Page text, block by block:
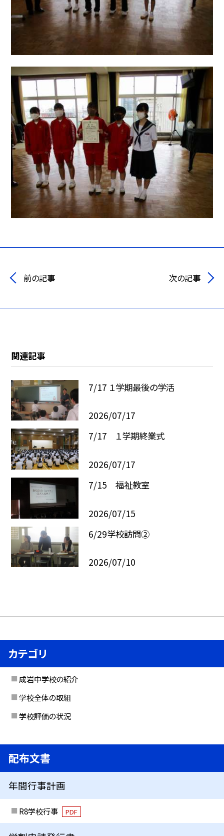
前の記事 次の記事
関連記事
7/17 １学期最後の学活
2026/07/17
7/17 １学期終業式
2026/07/17
7/15 福祉教室
2026/07/15
6/29学校訪問②
2026/07/10
カテゴリ
成岩中学校の紹介
学校全体の取組
学校評価の状況
配布文書
年間行事計画
R8学校行事 PDF